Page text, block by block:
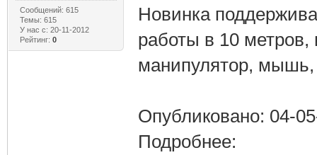
Сообщений: 615
Темы: 615
У нас с: 20-11-2012
Рейтинг: 0
Новинка
работы в 10
манипулятор, мышь,
Опубликовано: 04-
Подробнее: